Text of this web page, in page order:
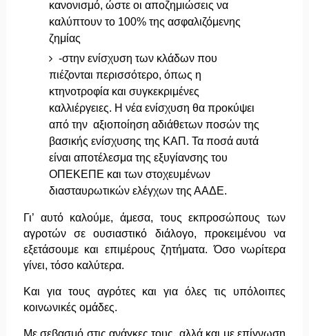
κανονισμό, ώστε οι αποζημιώσεις να
καλύπτουν το 100% της ασφαλιζόμενης
ζημίας
-στην ενίσχυση των κλάδων που
πιέζονται περισσότερο, όπως η
κτηνοτροφία και συγκεκριμένες
καλλιέργειες. Η νέα ενίσχυση θα προκύψει
από την αξιοποίηση αδιάθετων ποσών της
βασικής ενίσχυσης της ΚΑΠ. Τα ποσά αυτά
είναι αποτέλεσμα της εξυγίανσης του
ΟΠΕΚΕΠΕ και των στοχευμένων
διασταυρωτικών ελέγχων της ΑΑΔΕ.
Γι’ αυτό καλούμε, άμεσα, τους εκπροσώπους των
αγροτών σε ουσιαστικό διάλογο, προκειμένου να
εξετάσουμε και επιμέρους ζητήματα. Όσο νωρίτερα
γίνει, τόσο καλύτερα.
Και για τους αγρότες και για όλες τις υπόλοιπες
κοινωνικές ομάδες.
Με σεβασμό στις ανάγκες τους, αλλά και με επίγνωση